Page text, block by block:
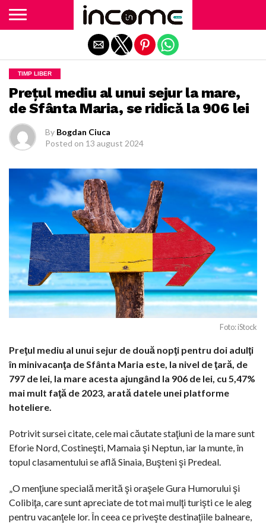
TIMP LIBER
Preţul mediu al unui sejur la mare,
de Sfânta Maria, se ridică la 906 lei
By Bogdan Ciuca
Posted on 13 august 2024
Foto: iStock
Preţul mediu al unui sejur de două nopţi pentru doi adulţi
în minivacanţa de Sfânta Maria este, la nivel de ţară, de
797 de lei, la mare acesta ajungând la 906 de lei, cu 5,47%
mai mult faţă de 2023, arată datele unei platforme
hoteliere.
Potrivit sursei citate, cele mai căutate staţiuni de la mare sunt
Eforie Nord, Costineşti, Mamaia şi Neptun, iar la munte, în
topul clasamentului se află Sinaia, Buşteni şi Predeal.
„O menţiune specială merită şi oraşele Gura Humorului şi
Colibiţa, care sunt apreciate de tot mai mulţi turişti ce le aleg
pentru vacanţele lor. În ceea ce priveşte destinaţiile balneare,
Exit mobile version